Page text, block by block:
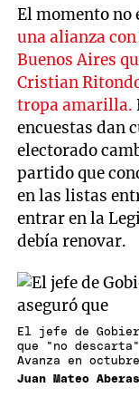
El momento no
una alianza
Buenos Aires
Cristian
tropa amarilla.
encuestas dan
electorado
partido que
en las listas
entrar en la
debía renovar.
El jefe de
que "no
Avanza en
Juan Mateo